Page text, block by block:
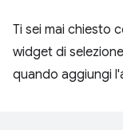
Ti sei mai chiesto
widget di
quando aggiungi